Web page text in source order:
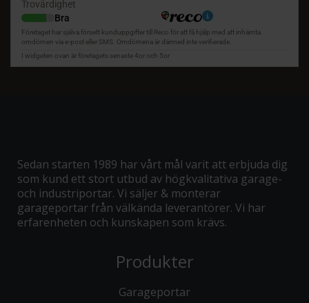
Sedan starten 1989 har vårt mål varit att erbjuda dig
som kund ett stort utbud av högkvalitativa garage-
och industriportar. Vi säljer & monterar
garageportar från välkända leverantörer. Vi har
erfarenheten och kunskapen som krävs.
Produkter
Garageportar